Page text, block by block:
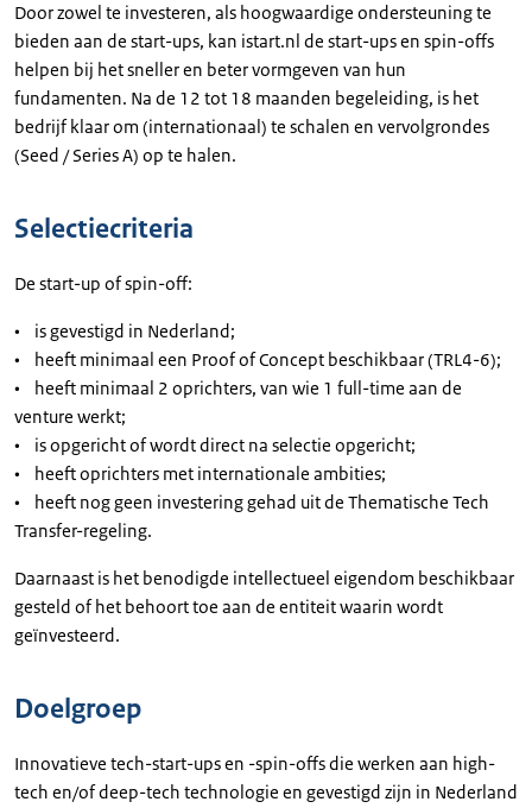
Door zowel te investeren, als hoogwaardige ondersteuning te
bieden aan de start-ups, kan istart.nl de start-ups en spin-offs
helpen bij het sneller en beter vormgeven van hun
fundamenten. Na de 12 tot 18 maanden begeleiding, is het
bedrijf klaar om (internationaal) te schalen en vervolgrondes
(Seed / Series A) op te halen.
Selectiecriteria
De start-up of spin-off:
• is gevestigd in Nederland;
• heeft minimaal een Proof of Concept beschikbaar (TRL4-6);
• heeft minimaal 2 oprichters, van wie 1 full-time aan de
venture werkt;
• is opgericht of wordt direct na selectie opgericht;
• heeft oprichters met internationale ambities;
• heeft nog geen investering gehad uit de Thematische Tech
Transfer-regeling.
Daarnaast is het benodigde intellectueel eigendom beschikbaar
gesteld of het behoort toe aan de entiteit waarin wordt
geïnvesteerd.
Doelgroep
Innovatieve tech-start-ups en -spin-offs die werken aan high-
tech en/of deep-tech technologie en gevestigd zijn in Nederland